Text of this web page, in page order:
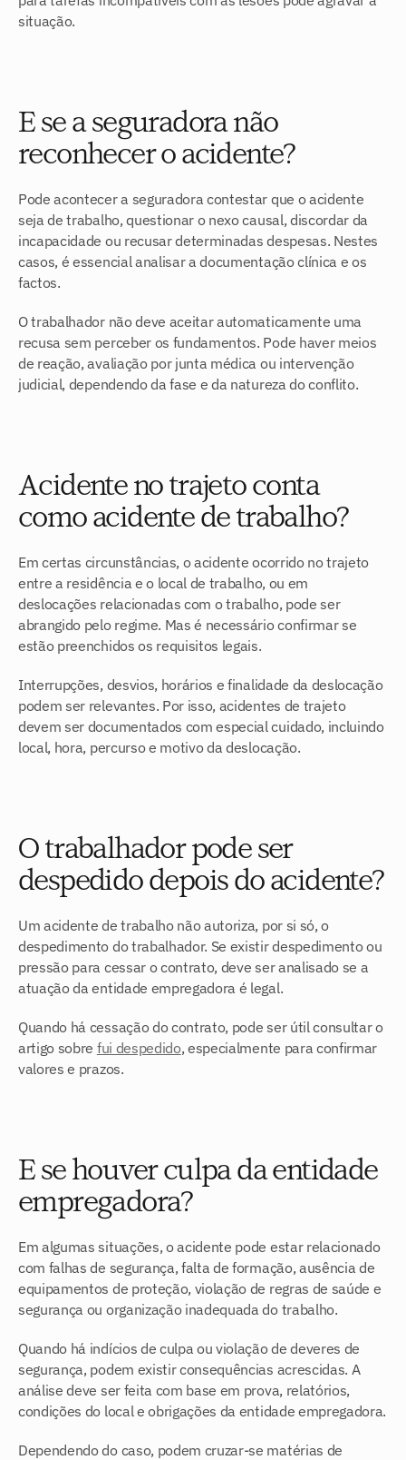
situação.
E se a seguradora não
reconhecer o acidente?
Pode acontecer a seguradora contestar que o acidente
seja de trabalho, questionar o nexo causal, discordar da
incapacidade ou recusar determinadas despesas. Nestes
casos, é essencial analisar a documentação clínica e os
factos.
O trabalhador não deve aceitar automaticamente uma
recusa sem perceber os fundamentos. Pode haver meios
de reação, avaliação por junta médica ou intervenção
judicial, dependendo da fase e da natureza do conflito.
Acidente no trajeto conta
como acidente de trabalho?
Em certas circunstâncias, o acidente ocorrido no trajeto
entre a residência e o local de trabalho, ou em
deslocações relacionadas com o trabalho, pode ser
abrangido pelo regime. Mas é necessário confirmar se
estão preenchidos os requisitos legais.
Interrupções, desvios, horários e finalidade da deslocação
podem ser relevantes. Por isso, acidentes de trajeto
devem ser documentados com especial cuidado, incluindo
local, hora, percurso e motivo da deslocação.
O trabalhador pode ser
despedido depois do acidente?
Um acidente de trabalho não autoriza, por si só, o
despedimento do trabalhador. Se existir despedimento ou
pressão para cessar o contrato, deve ser analisado se a
atuação da entidade empregadora é legal.
Quando há cessação do contrato, pode ser útil consultar o
artigo sobre fui despedido, especialmente para confirmar
valores e prazos.
E se houver culpa da entidade
empregadora?
Em algumas situações, o acidente pode estar relacionado
com falhas de segurança, falta de formação, ausência de
equipamentos de proteção, violação de regras de saúde e
segurança ou organização inadequada do trabalho.
Quando há indícios de culpa ou violação de deveres de
segurança, podem existir consequências acrescidas. A
análise deve ser feita com base em prova, relatórios,
condições do local e obrigações da entidade empregadora.
Dependendo do caso, podem cruzar-se matérias de